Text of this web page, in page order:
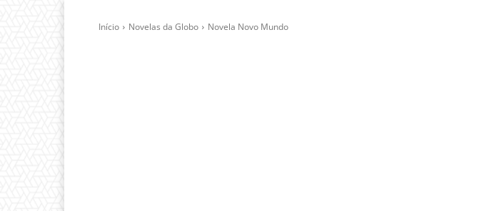
Início Novelas da Globo Novela Novo Mundo